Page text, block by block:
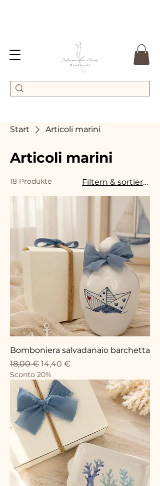
Start Articoli marini
Articoli marini
18 Produkte Filtern & sortieren
Bomboniera salvadanaio barchetta
Standardpreis
18,00 € Sale-Preis
14,40 €
Sconto 20%